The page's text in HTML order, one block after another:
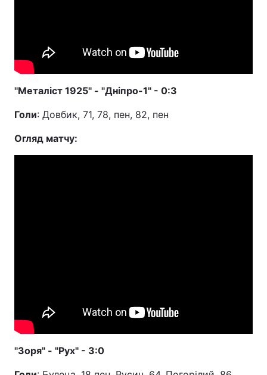
"Металіст 1925" - "Дніпро-1" - 0:3
Голи: Довбик, 71, 78, пен, 82, пен
Огляд матчу:
"Зоря" - "Рух" - 3:0